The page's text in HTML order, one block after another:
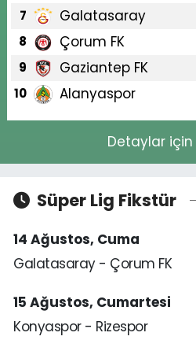
7 Galatasaray
8 Çorum FK
9 Gaziantep FK
10 Alanyaspor
Detaylar için
Süper Lig Fikstür
14 Ağustos, Cuma
Galatasaray - Çorum FK
15 Ağustos, Cumartesi
Konyaspor - Rizespor